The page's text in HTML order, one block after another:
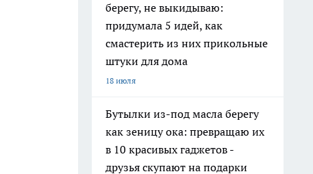
берегу, не выкидываю:
придумала 5 идей, как
смастерить из них прикольные
штуки для дома
18 июля
Бутылки из-под масла берегу
как зеницу ока: превращаю их
в 10 красивых гаджетов -
друзья скупают на подарки